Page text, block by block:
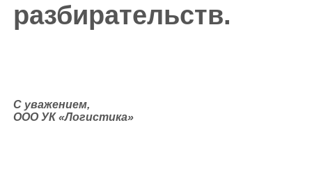
разбирательств.
С уважением,
ООО УК «Логистика»